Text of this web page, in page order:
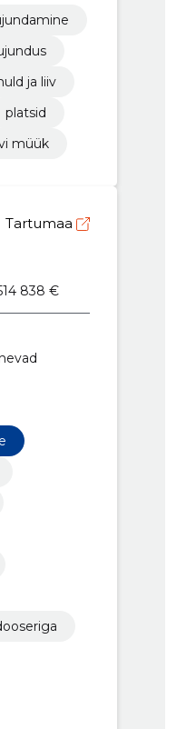
ja liiv
platsid
müük
Tartumaa
838 €